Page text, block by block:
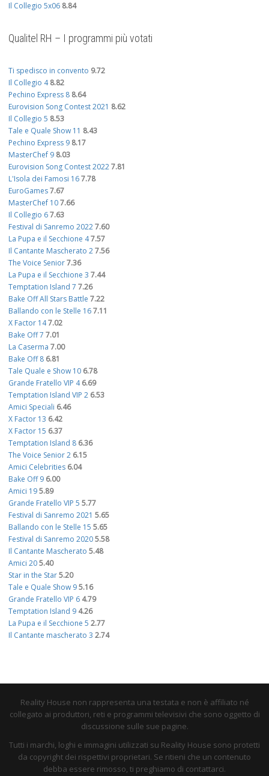
Il Collegio 5x06 8.84
Qualitel RH – I programmi più votati
Ti spedisco in convento 9.72
Il Collegio 4 8.82
Pechino Express 8 8.64
Eurovision Song Contest 2021 8.62
Il Collegio 5 8.53
Tale e Quale Show 11 8.43
Pechino Express 9 8.17
MasterChef 9 8.03
Eurovision Song Contest 20227.81
L'Isola dei Famosi 167.78
EuroGames7.67
MasterChef 107.66
Il Collegio 67.63
Festival di Sanremo 20227.60
La Pupa e il Secchione 47.57
Il Cantante Mascherato 27.56
The Voice Senior7.36
La Pupa e il Secchione 3 7.44
Temptation Island 7 7.26
Bake Off All Stars Battle 7.22
Ballando con le Stelle 167.11
X Factor 147.02
Bake Off 7 7.01
La Caserma 7.00
Bake Off 8 6.81
Tale Quale e Show 10 6.78
Grande Fratello VIP 4 6.69
Temptation Island VIP 2 6.53
Amici Speciali 6.46
X Factor 13 6.42
X Factor 15 6.37
Temptation Island 8 6.36
The Voice Senior 2 6.15
Amici Celebrities 6.04
Bake Off 9 6.00
Amici 195.89
Grande Fratello VIP 5 5.77
Festival di Sanremo 2021 5.65
Ballando con le Stelle 15 5.65
Festival di Sanremo 20205.58
Il Cantante Mascherato 5.48
Amici 205.40
Star in the Star5.20
Tale e Quale Show 95.16
Grande Fratello VIP 6 4.79
Temptation Island 9 4.26
La Pupa e il Secchione 5 2.77
Il Cantante mascherato 3 2.74
Reality House non rappresenta una testata e non è affiliato né
collegato ai produttori, reti e programmi televisivi che sono oggetto di
discussione sulle sue pagine.
Tutti i marchi, loghi e immagini utilizzati su Reality House sono protetti
da copyright dei rispettivi proprietari. Se ritieni che un contenuto
debba essere rimosso, ti preghiamo di contattarci.